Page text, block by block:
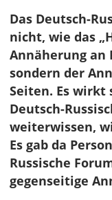
Das Deutsch-
nicht, wie das
Annäherung an
sondern der
Seiten. Es wirkt
Deutsch-
weiterwissen,
Es gab da
Russische
gegenseitige